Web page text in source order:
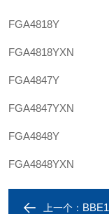
FGA4818Y
FGA4818YXN
FGA4847Y
FGA4847YXN
FGA4848Y
FGA4848YXN
上一个：